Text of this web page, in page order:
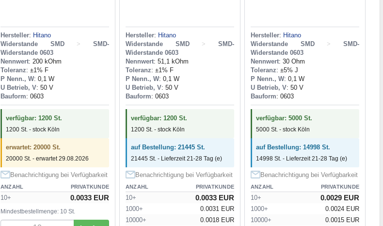
Hersteller: Hitano
Widerstande SMD
>
SMD-
Widerstande 0603
Nennwert: 200 kOhm
Toleranz: ±1% F
P Nenn., W: 0,1 W
U Betrieb, V: 50 V
Bauform: 0603
verfügbar: 1200 St.
1200 St. - stock Köln
erwartet: 20000 St.
20000 St. - erwartet 29.08.2026
Benachrichtigung bei Verfügbarkeit
ANZAHL PRIVATKUNDE
10+ 0.0033 EUR
Mindestbestellmenge: 10 St.
Hersteller: Hitano
Widerstande SMD
>
SMD-
Widerstande 0603
Nennwert: 51,1 kOhm
Toleranz: ±1% F
P Nenn., W: 0,1 W
U Betrieb, V: 50 V
Bauform: 0603
verfügbar: 1200 St.
1200 St. - stock Köln
auf Bestellung: 21445 St.
21445 St. - Lieferzeit 21-28 Tag (e)
Benachrichtigung bei Verfügbarkeit
ANZAHL PRIVATKUNDE
10+ 0.0033 EUR
1000+
0.0031 EUR
10000+
0.0018 EUR
Hersteller: Hitano
Widerstande SMD
>
SMD-
Widerstande 0603
Nennwert: 30 Ohm
Toleranz: ±5% J
P Nenn., W: 0,1 W
U Betrieb, V: 50 V
Bauform: 0603
verfügbar: 5000 St.
5000 St. - stock Köln
auf Bestellung: 14998 St.
14998 St. - Lieferzeit 21-28 Tag (e)
Benachrichtigung bei Verfügbarkeit
ANZAHL PRIVATKUNDE
10+ 0.0029 EUR
1000+
0.0024 EUR
10000+
0.0015 EUR